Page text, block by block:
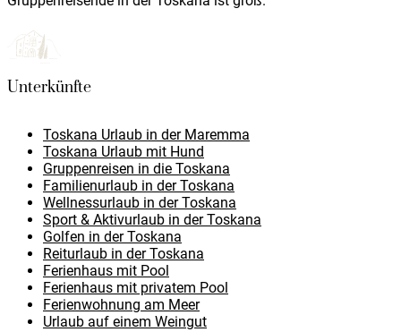
Unterkünfte
Toskana Urlaub in der Maremma
Toskana Urlaub mit Hund
Gruppenreisen in die Toskana
Familienurlaub in der Toskana
Wellnessurlaub in der Toskana
Sport & Aktivurlaub in der Toskana
Golfen in der Toskana
Reiturlaub in der Toskana
Ferienhaus mit Pool
Ferienhaus mit privatem Pool
Ferienwohnung am Meer
Urlaub auf einem Weingut